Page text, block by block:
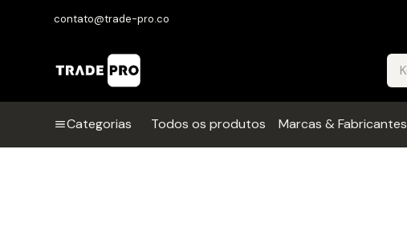
contato@trade-pro.co
Categorias Todos os produtos Marcas & Fabricantes